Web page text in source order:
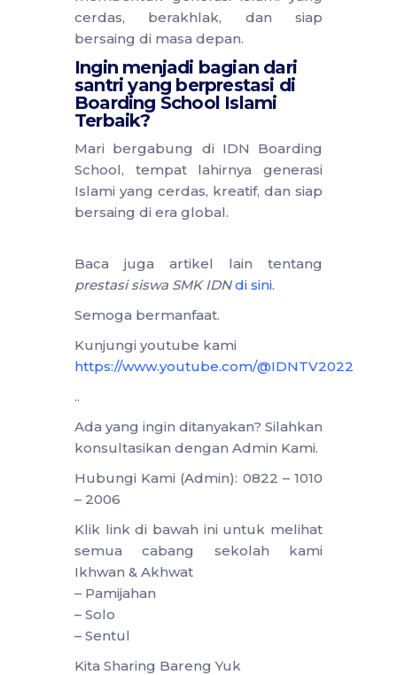
cerdas, berakhlak, dan siap
bersaing di masa depan.
Ingin menjadi bagian dari
santri yang berprestasi di
Boarding School Islami
Terbaik?
Mari bergabung di IDN Boarding
School, tempat lahirnya generasi
Islami yang cerdas, kreatif, dan siap
bersaing di era global.
Baca juga artikel lain tentang
prestasi siswa SMK IDN di sini.
Semoga bermanfaat.
Kunjungi youtube kami
https://www.youtube.com/@IDNTV2022
..
Ada yang ingin ditanyakan? Silahkan
konsultasikan dengan Admin Kami.
Hubungi Kami (Admin): 0822 – 1010
– 2006
Klik link di bawah ini untuk melihat
semua cabang sekolah kami
Ikhwan & Akhwat
– Pamijahan
– Solo
– Sentul
Kita Sharing Bareng Yuk